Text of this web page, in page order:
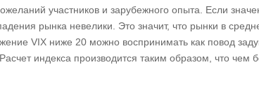
участников и зарубежного опыта. Если
рынка невелики. Это значит, что рынки в
VIX ниже 20 можно воспринимать как повод
индекса производится таким образом, что чем